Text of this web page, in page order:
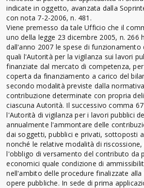
indicate in oggetto, avanzata dalla
con nota 7-2-2006, n. 481.
Viene premesso da tale Ufficio che il
uno della legge 23 dicembre 2005, n. 266
dall'anno 2007 le spese di funzionamento
quali l'Autorità per la vigilanza sui lavori
finanziate dal mercato di competenza,
coperta da finanziamento a carico del
secondo modalità previste dalla
contribuzione determinate con propria
ciascuna Autorità. Il successivo comma
l'Autorità di vigilanza per i lavori pubblici
annualmente l'ammontare delle
dai soggetti, pubblici e privati, sottoposti
nonché le relative modalità di
l'obbligo di versamento del contributo da
economici quale condizione di
nell'ambito delle procedure finalizzate alla
opere pubbliche. In sede di prima